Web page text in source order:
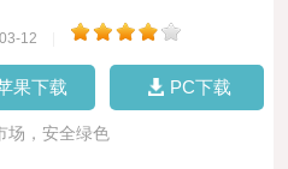
12
果下载 PC下载
场，安全绿色